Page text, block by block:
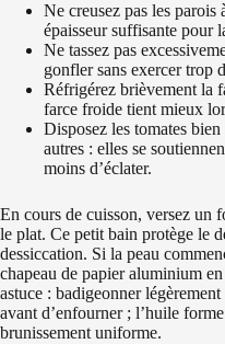
Ne creusez pas les parois
épaisseur suffisante pour
Ne tassez pas
gonfler sans exercer trop
Réfrigérez brièvement la
farce froide tient mieux
Disposez les tomates
autres : elles se
moins d’éclater.
En cours de cuisson, versez un
le plat. Ce petit bain protège le
dessiccation. Si la peau
chapeau de papier aluminium
astuce : badigeonner
avant d’enfourner ; l’huile
brunissement uniforme.